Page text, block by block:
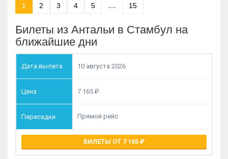
1 2 3 4 5 … 15
Билеты из Антальи в Стамбул на
ближайшие дни
10 августа 2026
7 165
Прямой рейс
БИЛЕТЫ ОТ 7 165